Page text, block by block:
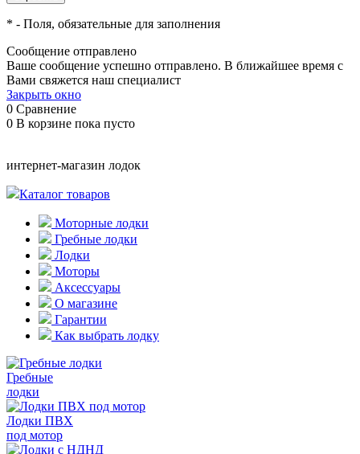
* - Поля, обязательные для заполнения
Сообщение отправлено
Ваше сообщение успешно отправлено. В ближайшее время с
Вами свяжется наш специалист
Закрыть окно
0 Сравнение
0 В корзине пока пусто
интернет-магазин лодок
Каталог товаров
Моторные лодки
Гребные лодки
Лодки
Моторы
Аксессуары
О магазине
Гарантии
Как выбрать лодку
Гребные
лодки
Лодки ПВХ
под мотор